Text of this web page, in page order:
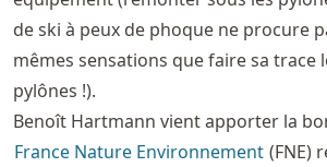
de ski à peux de phoque ne procure
mêmes sensations que faire sa trace
pylônes !).
Benoît Hartmann vient apporter la
France Nature Environnement (FNE)